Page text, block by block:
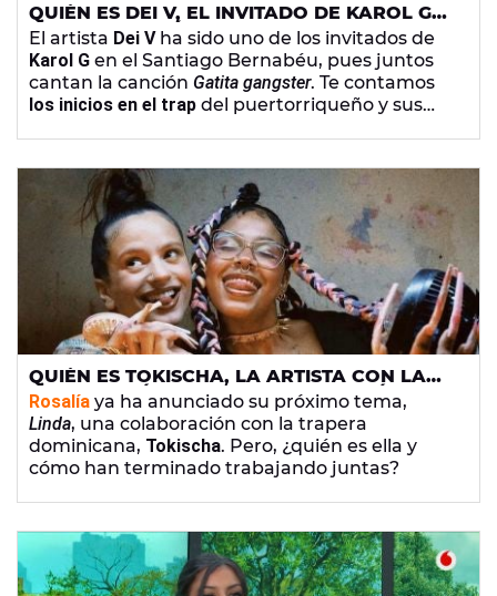
QUIÉN ES DEI V, EL INVITADO DE KAROL G
EN EL BERNABÉU QUE TRIUNFA EN EL TRAP
El artista Dei Vha sido uno de los invitados de
Karol G en el Santiago Bernabéu, pues juntos
cantan la canción Gatita gangster. Te contamos
los inicios en el trap del puertorriqueño y sus
QUIÉN ES TOKISCHA, LA ARTISTA CON LA
QUE ROSALÍA COLABORA EN SU PRÓXIMA
CANCIÓN
Rosalía ya ha anunciado su próximo tema,
Linda, una colaboración con la trapera
dominicana, Tokischa. Pero, ¿quién es ella y
cómo han terminado trabajando juntas?